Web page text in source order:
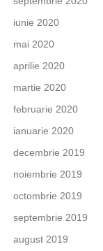
iunie 2020
mai 2020
aprilie 2020
martie 2020
februarie 2020
ianuarie 2020
decembrie 2019
noiembrie 2019
octombrie 2019
septembrie 2019
august 2019